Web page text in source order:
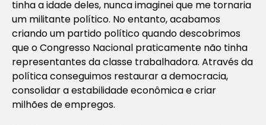
tinha a idade deles, nunca imaginei que me tornaria
um militante político. No entanto, acabamos
criando um partido político quando descobrimos
que o Congresso Nacional praticamente não tinha
representantes da classe trabalhadora. Através da
política conseguimos restaurar a democracia,
consolidar a estabilidade econômica e criar
milhões de empregos.